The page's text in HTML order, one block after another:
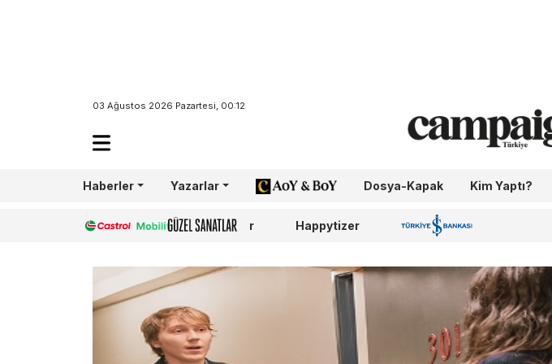
03 Ağustos 2026 Pazartesi, 00:12
Haberler Yazarlar AoY/BoY Dosya-Kapak Kim Yaptı?
Castrol Güzel Sanatlar Happytizer İş Bankası 100.Yıl